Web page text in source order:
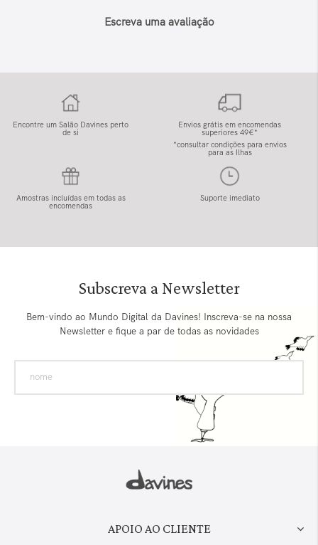
Escreva uma avaliação
Encontre um Salão Davines perto
de si
Envios grátis em encomendas
superiores 49€*
*consultar condições para envios
para as Ilhas
Amostras incluídas em todas as
encomendas
Suporte imediato
Subscreva a Newsletter
Bem-vindo ao Mundo Digital da Davines! Inscreva-se na nossa
Newsletter e fique a par de todas as novidades
APOIO AO CLIENTE